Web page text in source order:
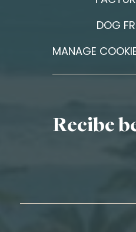
DOG
MANAGE
Recibe